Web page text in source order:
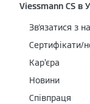
Viessmann CS в
Зв'язатися з
Сертифікати/
Кар’єра
Новини
Співпраця